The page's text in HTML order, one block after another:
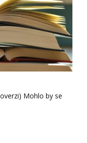
Mohlo by se